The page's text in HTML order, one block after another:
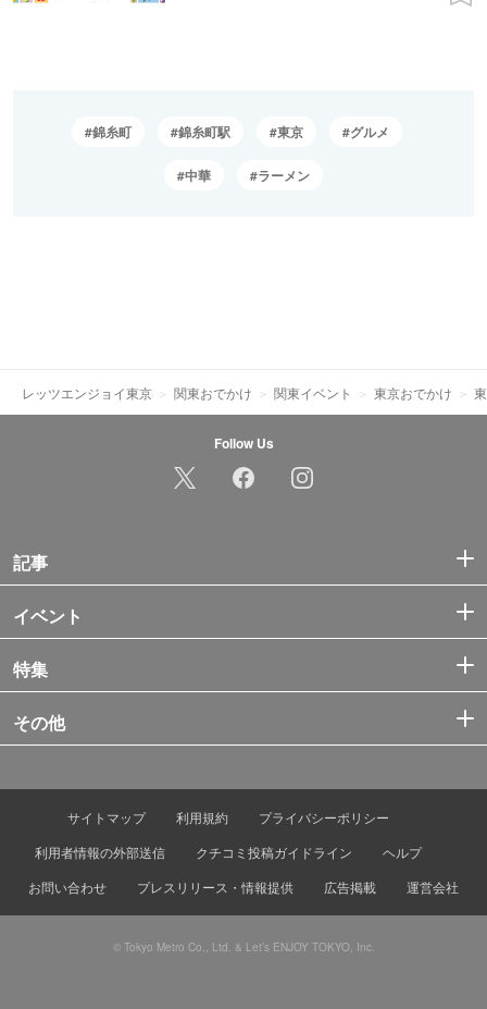
錦糸町 錦糸町駅 東京 グルメ
中華 ラーメン
レッツエンジョイ東京 関東おでかけ 関東イベント 東京おでかけ
Follow Us
記事
イベント
特集
その他
サイトマップ 利用規約
プライバシーポリシー
利用者情報の外部送信
クチコミ投稿ガイドライン
ヘルプ
お問い合わせ
プレスリリース・情報提供 広告掲載 運営会社
© Tokyo Metro Co., Ltd. & Let’s ENJOY TOKYO, Inc.